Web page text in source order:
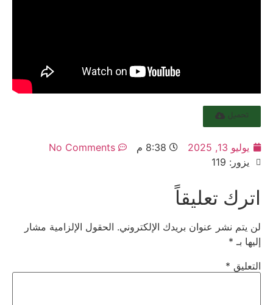
تحميل
يوليو 13, 2025 8:38 م
No Comments
يزور: 119
اترك تعليقاً
لن يتم نشر عنوان بريدك الإلكتروني. الحقول الإلزامية مشار
إليها بـ *
التعليق *